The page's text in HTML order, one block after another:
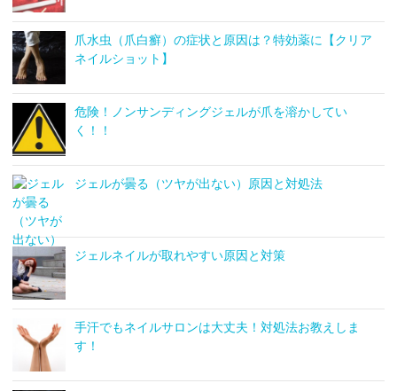
爪水虫（爪白癬）の症状と原因は？特効薬に【クリア
ネイルショット】
危険！ノンサンディングジェルが爪を溶かしてい
く！！
ジェルが曇る（ツヤが出ない）原因と対処法
ジェルネイルが取れやすい原因と対策
手汗でもネイルサロンは大丈夫！対処法お教えしま
す！